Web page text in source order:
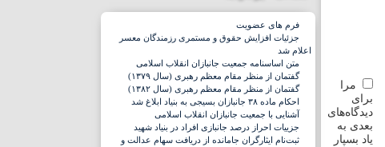
مرا
برای
دیدگاه‌های
بعدی به
یاد بسپار
فرم های عضویت
جزئیات افزایش حقوق و مستمری رزمندگان معسر
اعلام شد
متن اساسنامه جمعیت جانبازان انقلاب اسلامی
گفتمان از منظر مقام معظم رهبری (سال ۱۳۷۹)
گفتمان از منظر مقام معظم رهبری (سال ۱۳۸۲)
احکام ماده ۳۸ جانبازان بسیجی به بنیاد ابلاغ شد
آشنایی با جمعیت جانبازان انقلاب اسلامی
جزییات احراز درصد جانبازی افراد در بنیاد شهید
ثبت‌نام ایثارگران جامانده از دریافت سهام عدالت و